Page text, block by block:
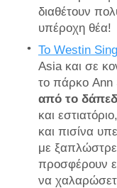
διαθέτουν
υπέροχη θέα!
Το Westin
Asia και σε
το πάρκο Ann
από το
και
και πισίνα
με
προσφέρουν
να